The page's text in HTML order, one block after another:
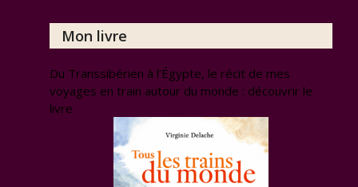
Mon livre
Du Transsibérien à l’Égypte, le récit de mes
voyages en train autour du monde : découvrir le
livre